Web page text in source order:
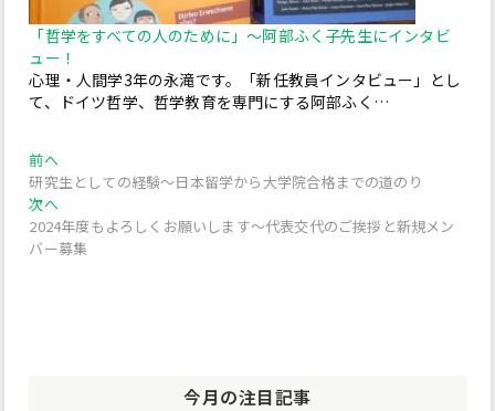
「哲学をすべての人のために」～阿部ふく子先生にインタビ
ュー！
心理・人間学3年の永滝です。「新任教員インタビュー」とし
て、ドイツ哲学、哲学教育を専門にする阿部ふく…
投
稿
ナ
前へ過
去
の
投
稿:
研究生としての経験～日本留学から大学院合格までの道のり
次へ次
の
投
2024年度もよろしくお願いします～代表交代のご挨拶と新規メン
バー募集
今月の注目記事